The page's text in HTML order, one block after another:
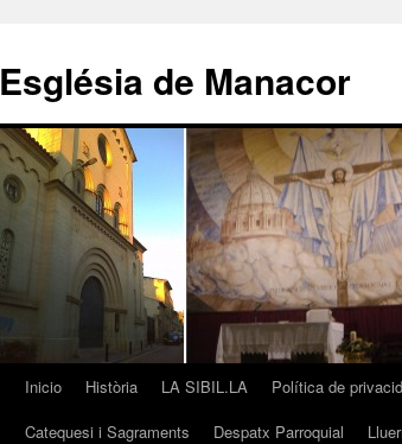
contenido
Església de Manacor
Inicio Història LA SIBIL.LA Política de
Catequesi i Sagraments
Despatx Parroquial